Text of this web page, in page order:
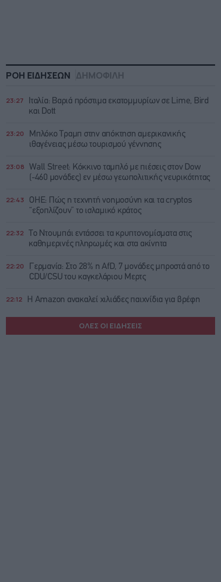
ΡΟΗ ΕΙΔΗΣΕΩΝ ΔΗΜΟΦΙΛΗ
23:27
Ιταλία: Βαριά πρόστιμα εκατομμυρίων σε Lime, Bird
και Dott
23:20
Μπλόκο Τραμπ στην απόκτηση αμερικανικής
ιθαγένειας μέσω τουρισμού γέννησης
23:08
Wall Street: Κόκκινο ταμπλό με πιέσεις στον Dow
(-460 μονάδες) εν μέσω γεωπολιτικής νευρικότητας
22:43
ΟΗΕ: Πώς η τεχνητή νοημοσύνη και τα cryptos
“εξοπλίζουν” το ισλαμικό κράτος
22:32
Το Ντουμπάι εντάσσει τα κρυπτονομίσματα στις
καθημερινές πληρωμές και στα ακίνητα
22:20
Γερμανία: Στο 28% η AfD, 7 μονάδες μπροστά από το
CDU/CSU του καγκελάριου Μερτς
22:12 Η Amazon ανακαλεί χιλιάδες παιχνίδια για βρέφη
ΟΛΕΣ ΟΙ ΕΙΔΗΣΕΙΣ